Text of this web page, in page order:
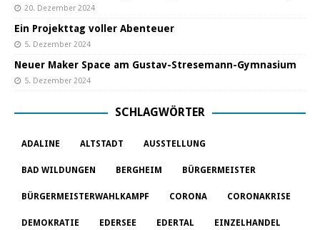
20. Dezember 2024
Ein Projekttag voller Abenteuer
5. Dezember 2024
Neuer Maker Space am Gustav-Stresemann-Gymnasium
5. Dezember 2024
SCHLAGWÖRTER
ADALINE ALTSTADT AUSSTELLUNG
BAD WILDUNGEN BERGHEIM BÜRGERMEISTER
BÜRGERMEISTERWAHLKAMPF CORONA CORONAKRISE
DEMOKRATIE EDERSEE EDERTAL EINZELHANDEL